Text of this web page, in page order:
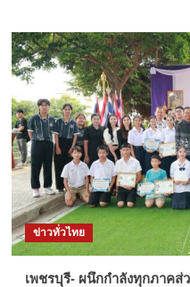
ข่าวทั่วไทย
เพชรบุรี- ผนึกกำลังทุกภาค